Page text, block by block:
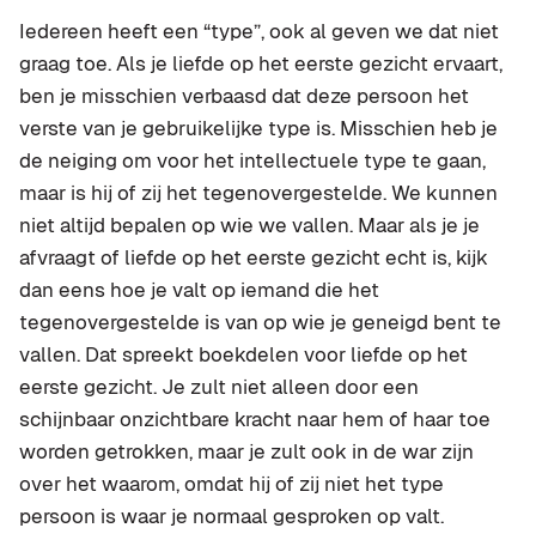
Iedereen heeft een “type”, ook al geven we dat niet
graag toe. Als je liefde op het eerste gezicht ervaart,
ben je misschien verbaasd dat deze persoon het
verste van je gebruikelijke type is. Misschien heb je
de neiging om voor het intellectuele type te gaan,
maar is hij of zij het tegenovergestelde. We kunnen
niet altijd bepalen op wie we vallen. Maar als je je
afvraagt of liefde op het eerste gezicht echt is, kijk
dan eens hoe je valt op iemand die het
tegenovergestelde is van op wie je geneigd bent te
vallen. Dat spreekt boekdelen voor liefde op het
eerste gezicht. Je zult niet alleen door een
schijnbaar onzichtbare kracht naar hem of haar toe
worden getrokken, maar je zult ook in de war zijn
over het waarom, omdat hij of zij niet het type
persoon is waar je normaal gesproken op valt.